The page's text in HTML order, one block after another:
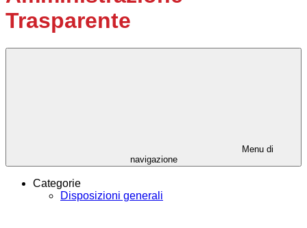
Trasparente
Menu di
navigazione
Categorie
Disposizioni generali